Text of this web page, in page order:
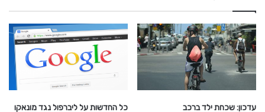
עדכון: שכחת ילד ברכב כל החדשות על ליברפול נגד מונאקו